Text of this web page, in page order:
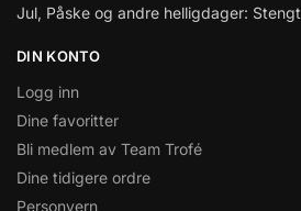
Jul, Påske og andre helligdager: Stengt
DIN KONTO
Logg inn
Dine favoritter
Bli medlem av Team Trofé
Dine tidigere ordre
Personvern